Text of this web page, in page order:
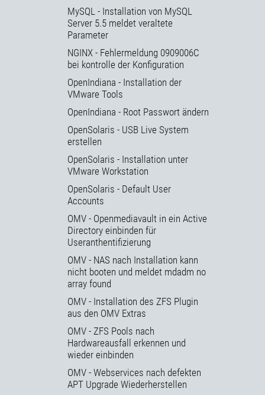
MySQL - Installation von MySQL
Server 5.5 meldet veraltete
Parameter
NGINX - Fehlermeldung 0909006C
bei kontrolle der Konfiguration
OpenIndiana - Installation der
VMware Tools
OpenIndiana - Root Passwort ändern
OpenSolaris - USB Live System
erstellen
OpenSolaris - Installation unter
VMware Workstation
OpenSolaris - Default User
Accounts
OMV - Openmediavault in ein Active
Directory einbinden für
Useranthentifizierung
OMV - NAS nach Installation kann
nicht booten und meldet mdadm no
array found
OMV - Installation des ZFS Plugin
aus den OMV Extras
OMV - ZFS Pools nach
Hardwareausfall erkennen und
wieder einbinden
OMV - Webservices nach defekten
APT Upgrade Wiederherstellen